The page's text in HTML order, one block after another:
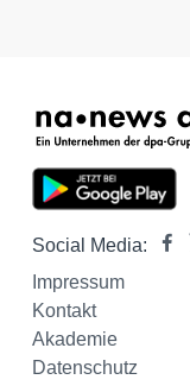
Social Media:
Impressum
Kontakt
Akademie
Datenschutz